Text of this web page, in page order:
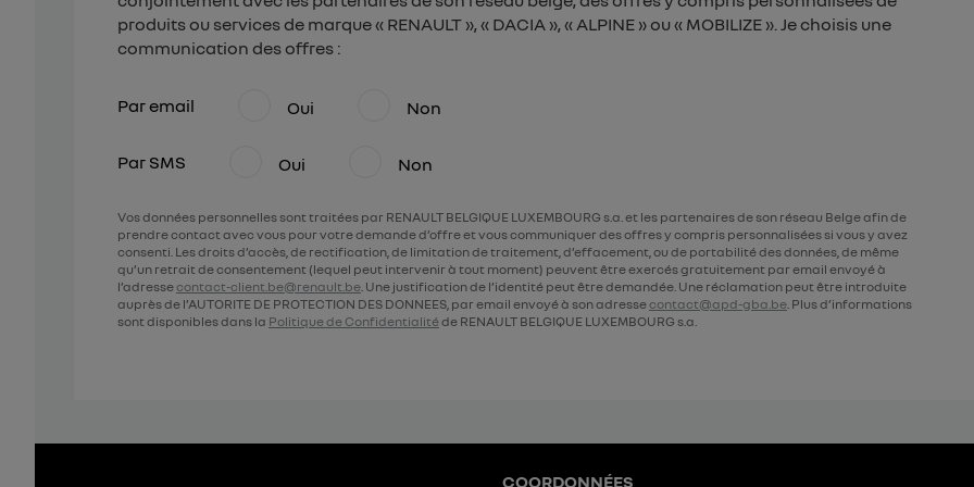
produits ou services de marque « RENAULT », « DACIA », « ALPINE » ou « MOBILIZE ». Je choisis une
communication des offres :
Par email Oui Non
Par SMS Oui Non
Vos données personnelles sont traitées par RENAULT BELGIQUE LUXEMBOURG s.a. et les partenaires de son réseau Belge afin de
prendre contact avec vous pour votre demande d’offre et vous communiquer des offres y compris personnalisées si vous y avez
consenti. Les droits d’accès, de rectification, de limitation de traitement, d’effacement, ou de portabilité des données, de même
qu’un retrait de consentement (lequel peut intervenir à tout moment) peuvent être exercés gratuitement par email envoyé à
l’adresse contact-client.be@renault.be. Une justification de l’identité peut être demandée. Une réclamation peut être introduite
auprès de l’AUTORITE DE PROTECTION DES DONNEES, par email envoyé à son adresse contact@apd-gba.be. Plus d’informations
sont disponibles dans la Politique de Confidentialitéde RENAULT BELGIQUE LUXEMBOURG s.a.
COORDONNÉES